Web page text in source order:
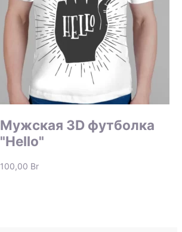
Мужская 3D футболка
"Hello"
100,00 Br